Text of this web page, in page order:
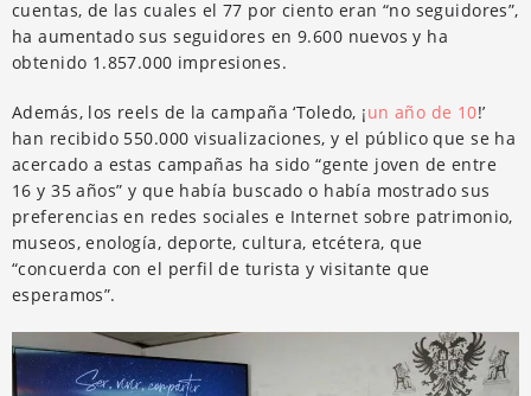
cuentas, de las cuales el 77 por ciento eran “no seguidores”,
ha aumentado sus seguidores en 9.600 nuevos y ha
obtenido 1.857.000 impresiones.
Además, los reels de la campaña ‘Toledo, ¡un año de 10!’
han recibido 550.000 visualizaciones, y el público que se ha
acercado a estas campañas ha sido “gente joven de entre
16 y 35 años” y que había buscado o había mostrado sus
preferencias en redes sociales e Internet sobre patrimonio,
museos, enología, deporte, cultura, etcétera, que
“concuerda con el perfil de turista y visitante que
esperamos”.